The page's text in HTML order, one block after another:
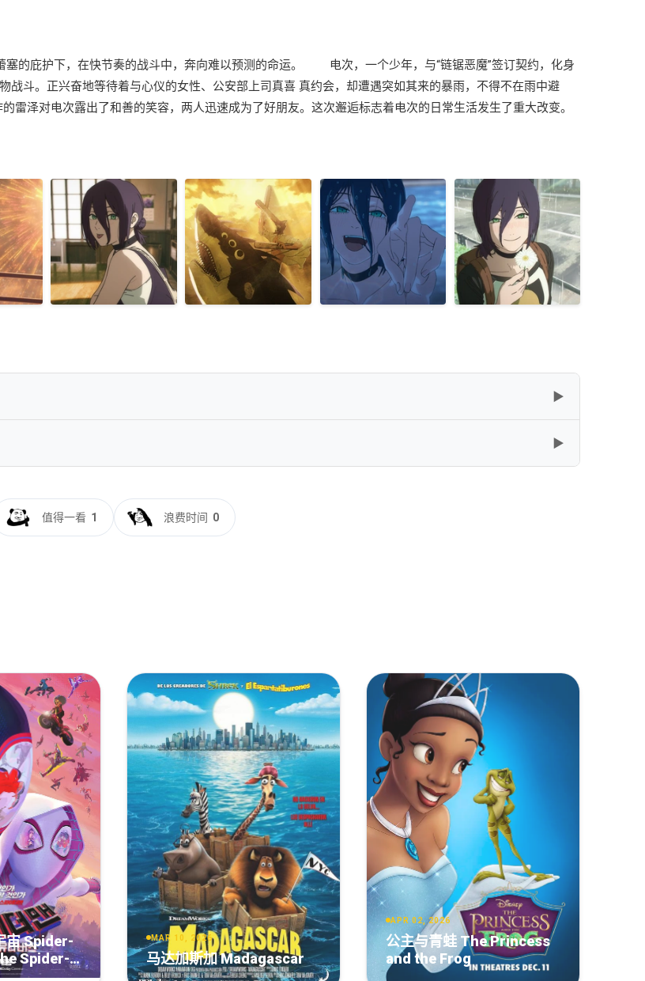
塞的庇护下，在快节奏的战斗中，奔向难以预测的命运。 电次，一个少年，与“链锯恶魔”签订契约，化身
战斗。正兴奋地等待着与心仪的女性、公安部上司真喜 真约会，却遭遇突如其来的暴雨，不得不在雨中避
雷泽对电次露出了和善的笑容，两人迅速成为了好朋友。这次邂逅标志着电次的日常生活发生了重大改变。
▶
▶
BEN.THE.MEN
DL.DDP5.1.H265-BOUC.mkv
yrmm.mkv [18.3GB]
SPA.DDP5.1.DV.HDR.H.265-AF.mkv [18.3GB]
BYNDR.mkv [17.96GB] 复制
BYNDR.mkv [17.91GB] 复制
BYNDR.mkv [17.87GB] 复制
VARYG.mkv [17.85GB] 复制 下载
WADU.mkv [17.85GB] 复制 下载
值得一看 1 浪费时间 0
宙 Spider-
Spider-
MAR 10, 2026
马达加斯加 Madagascar
APR 02, 2026
公主与青蛙 The Princess
and the Frog